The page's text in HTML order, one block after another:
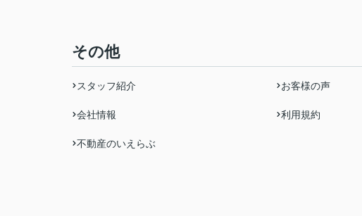
その他
スタッフ紹介 お客様の声
会社情報 利用規約
不動産のいえらぶ